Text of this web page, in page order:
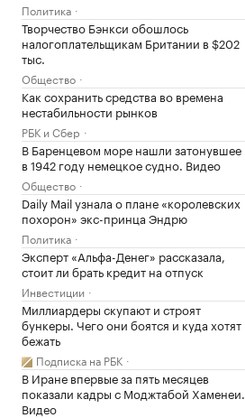
Политика
Творчество Бэнкси обошлось
налогоплательщикам Британии в $202
тыс.
Общество
Как сохранить средства во времена
нестабильности рынков
РБК и Сбер
В Баренцевом море нашли затонувшее
в 1942 году немецкое судно. Видео
Общество
Daily Mail узнала о плане «королевских
похорон» экс-принца Эндрю
Политика
Эксперт «Альфа-Денег» рассказала,
стоит ли брать кредит на отпуск
Инвестиции
Миллиардеры скупают и строят
бункеры. Чего они боятся и куда хотят
бежать
Подписка на РБК
В Иране впервые за пять месяцев
показали кадры с Моджтабой Хаменеи.
Видео